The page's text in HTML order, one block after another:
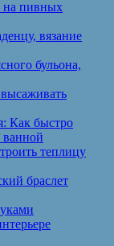
на пивных
вязание
бульона,
Как быстро
ванной
теплицу
браслет